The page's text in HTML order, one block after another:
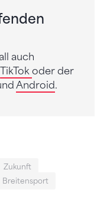
auch
TikTok oder der
Android.
Zukunft
Breitensport